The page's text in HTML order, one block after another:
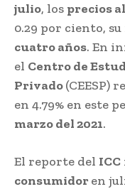
julio, los precios
0.29 por ciento, su
cuatro años. En
el Centro de
Privado(CEESP)
en 4.79% en este
marzo del 2021.
El reporte del ICC
consumidoren